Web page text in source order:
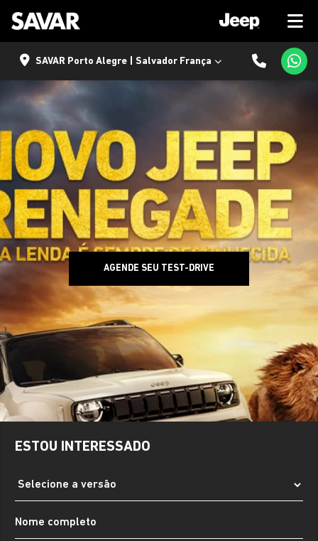
SAVAR Porto Alegre | Salvador França
ESTOU INTERESSADO
AGENDE SEU TEST-DRIVE